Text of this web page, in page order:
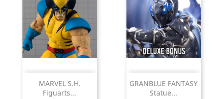
MARVEL S.H.
Figuarts...
GRANBLUE FANTASY
Statue...